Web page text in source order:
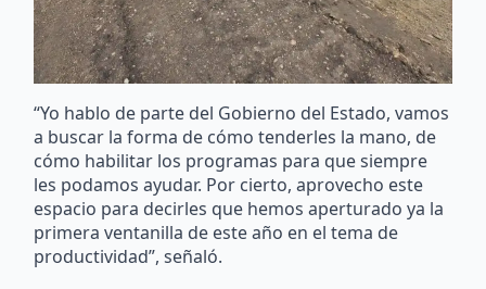
“Yo hablo de parte del Gobierno del Estado, vamos
a buscar la forma de cómo tenderles la mano, de
cómo habilitar los programas para que siempre
les podamos ayudar. Por cierto, aprovecho este
espacio para decirles que hemos aperturado ya la
primera ventanilla de este año en el tema de
productividad”, señaló.